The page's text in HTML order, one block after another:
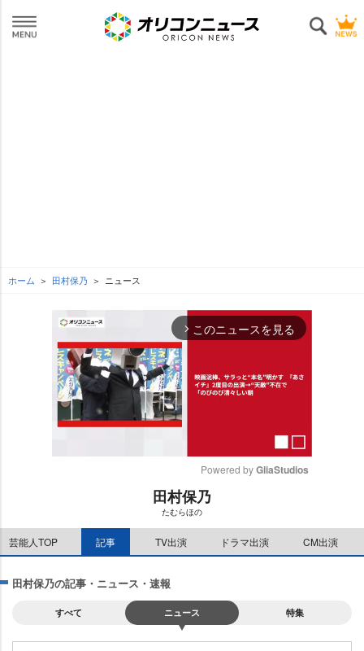
ホーム 田村保乃 ニュース
arrow_forward_ios このニュースを見る
e
Powered by GliaStudios
田村保乃
たむらほの
芸能人TOP 記事 TV出演 ドラマ出演 CM出演
田村保乃の記事・ニュース・速報
すべて ニュース 特集